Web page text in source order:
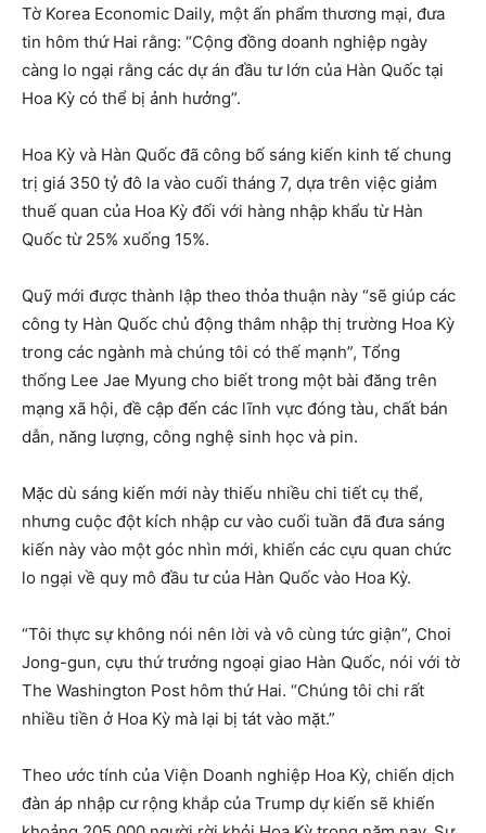
Tờ Korea Economic Daily, một ấn phẩm thương mại, đưa
tin hôm thứ Hai rằng: “Cộng đồng doanh nghiệp ngày
càng lo ngại rằng các dự án đầu tư lớn của Hàn Quốc tại
Hoa Kỳ có thể bị ảnh hưởng”.
Hoa Kỳ và Hàn Quốc đã công bố sáng kiến ​​kinh tế chung
trị giá 350 tỷ đô la vào cuối tháng 7, dựa trên việc giảm
thuế quan của Hoa Kỳ đối với hàng nhập khẩu từ Hàn
Quốc từ 25% xuống 15%.
Quỹ mới được thành lập theo thỏa thuận này “sẽ giúp các
công ty Hàn Quốc chủ động thâm nhập thị trường Hoa Kỳ
trong các ngành mà chúng tôi có thế mạnh”, Tổng
thống Lee Jae Myung cho biết trong một bài đăng trên
mạng xã hội, đề cập đến các lĩnh vực đóng tàu, chất bán
dẫn, năng lượng, công nghệ sinh học và pin.
Mặc dù sáng kiến ​​mới này thiếu nhiều chi tiết cụ thể,
nhưng cuộc đột kích nhập cư vào cuối tuần đã đưa sáng
kiến ​​này vào một góc nhìn mới, khiến các cựu quan chức
lo ngại về quy mô đầu tư của Hàn Quốc vào Hoa Kỳ.
“Tôi thực sự không nói nên lời và vô cùng tức giận”, Choi
Jong-gun, cựu thứ trưởng ngoại giao Hàn Quốc, nói với tờ
The Washington Post hôm thứ Hai. “Chúng tôi chi rất
nhiều tiền ở Hoa Kỳ mà lại bị tát vào mặt.”
Theo ước tính của Viện Doanh nghiệp Hoa Kỳ, chiến dịch
đàn áp nhập cư rộng khắp của Trump dự kiến ​​sẽ khiến